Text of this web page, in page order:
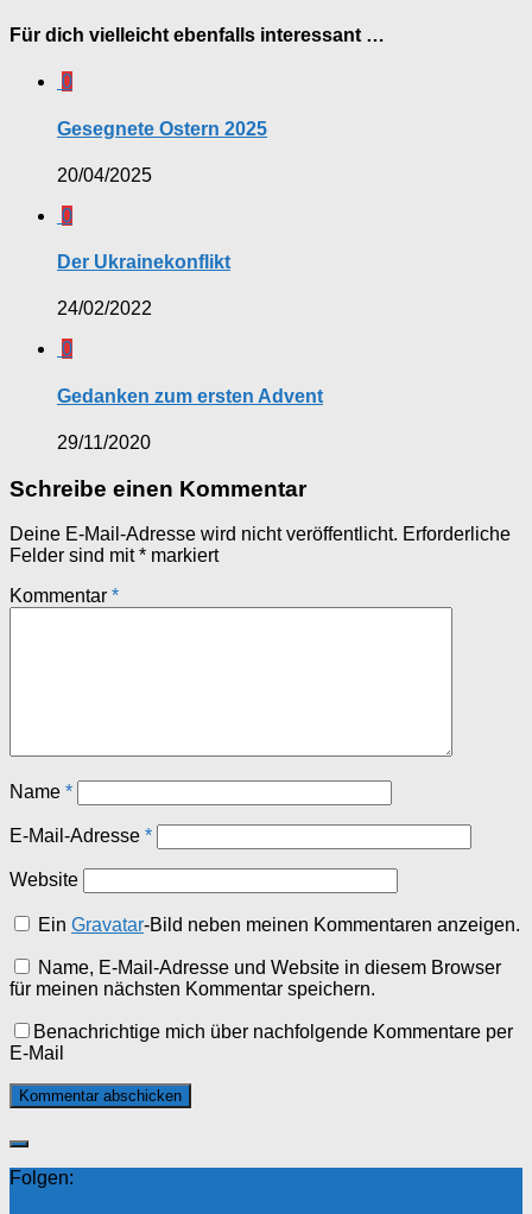
Für dich vielleicht ebenfalls interessant …
0
Gesegnete Ostern 2025
20/04/2025
0
Der Ukrainekonflikt
24/02/2022
0
Gedanken zum ersten Advent
29/11/2020
Schreibe einen Kommentar
Deine E-Mail-Adresse wird nicht veröffentlicht. Erforderliche
Felder sind mit* markiert
Kommentar *
Name *
E-Mail-Adresse *
Website
EinGravatar-Bild neben meinen Kommentaren anzeigen.
Name, E-Mail-Adresse und Website in diesem Browser
für meinen nächsten Kommentar speichern.
Benachrichtige mich über nachfolgende Kommentare per
E-Mail
Folgen: